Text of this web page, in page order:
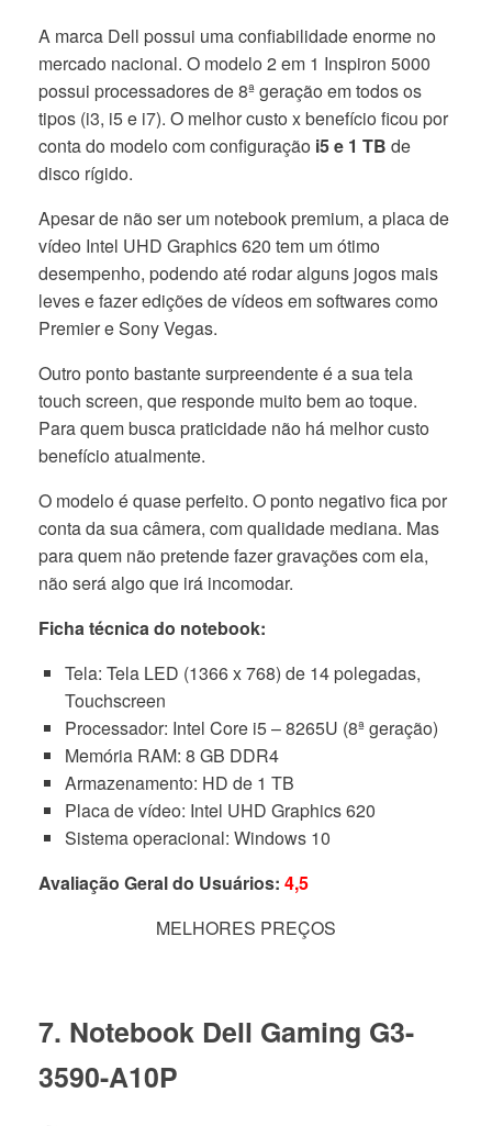
A marca Dell possui uma confiabilidade enorme no
mercado nacional. O modelo 2 em 1 Inspiron 5000
possui processadores de 8ª geração em todos os
tipos (i3, i5 e i7). O melhor custo x benefício ficou por
conta do modelo com configuração i5 e 1 TB de
disco rígido.
Apesar de não ser um notebook premium, a placa de
vídeo Intel UHD Graphics 620 tem um ótimo
desempenho, podendo até rodar alguns jogos mais
leves e fazer edições de vídeos em softwares como
Premier e Sony Vegas.
Outro ponto bastante surpreendente é a sua tela
touch screen, que responde muito bem ao toque.
Para quem busca praticidade não há melhor custo
benefício atualmente.
O modelo é quase perfeito. O ponto negativo fica por
conta da sua câmera, com qualidade mediana. Mas
para quem não pretende fazer gravações com ela,
não será algo que irá incomodar.
Ficha técnica do notebook:
Tela: Tela LED (1366 x 768) de 14 polegadas,
Touchscreen
Processador: Intel Core i5 – 8265U (8ª geração)
Memória RAM: 8 GB DDR4
Armazenamento: HD de 1 TB
Placa de vídeo: Intel UHD Graphics 620
Sistema operacional: Windows 10
Avaliação Geral do Usuários: 4,5
MELHORES PREÇOS
7. Notebook Dell Gaming G3-
3590-A10P